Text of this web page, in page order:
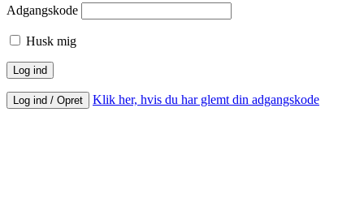
Adgangskode
Husk mig
Log ind / Opret Klik her, hvis du har glemt din adgangskode